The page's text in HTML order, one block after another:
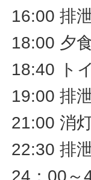
16:00 排
18:00 夕
18:40 ト
19:00 排
21:00 消
22:30 排
24：00～